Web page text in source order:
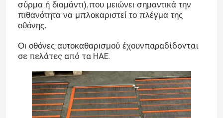
σύρμα ή διαμάντι),που μειώνει σημαντικά την
πιθανότητα να μπλοκαριστεί το πλέγμα της
οθόνης.
Οι οθόνες αυτοκαθαρισμού έχουνπαραδίδονται
σε πελάτες από τα ΗΑΕ.